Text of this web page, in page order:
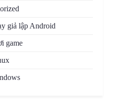
giả lập Android
game